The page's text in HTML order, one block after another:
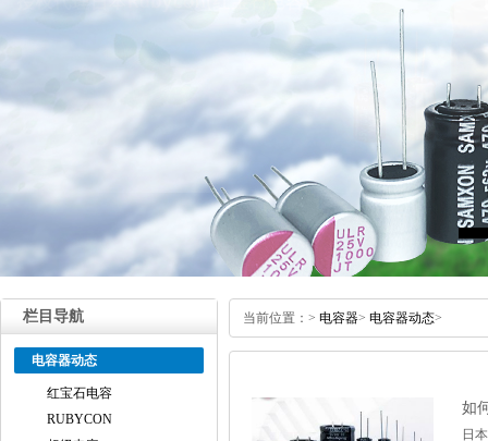
栏目导航
电容器动态
红宝石电容
RUBYCON
当前位置： > 电容器> 电容器动态>
如
日